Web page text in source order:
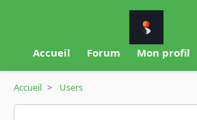
Accueil Forum Mon profil
Accueil > Users